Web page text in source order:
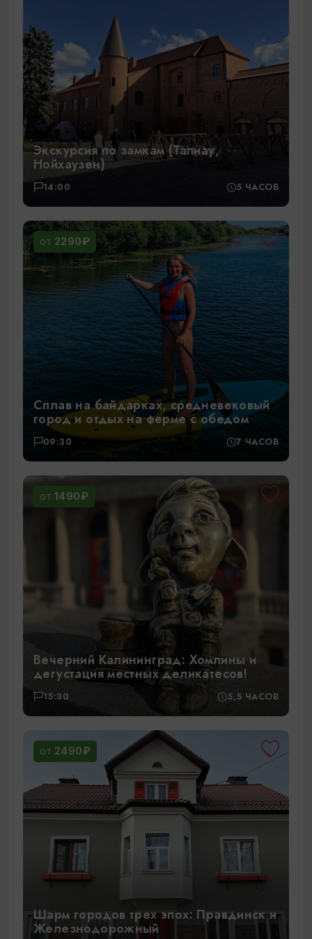
Экскурсия по замкам (Тапиау,
Нойхаузен)
14:00 5 ЧАСОВ
ОТ 2290₽
Сплав на байдарках, средневековый
город и отдых на ферме с обедом
09:30 7 ЧАСОВ
ОТ 1490₽
Вечерний Калининград: Хомлины и
дегустация местных деликатесов!
15:30 5,5 ЧАСОВ
ОТ 2490₽
Шарм городов трех эпох: Правдинск и
Железнодорожный